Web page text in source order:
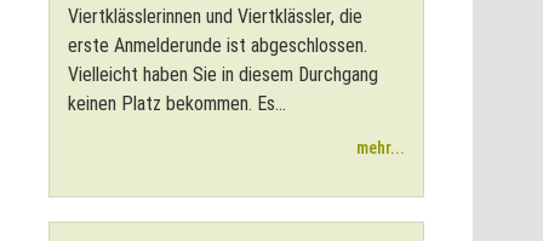
Viertklässlerinnen und Viertklässler, die
erste Anmelderunde ist abgeschlossen.
Vielleicht haben Sie in diesem Durchgang
keinen Platz bekommen. Es...
mehr...